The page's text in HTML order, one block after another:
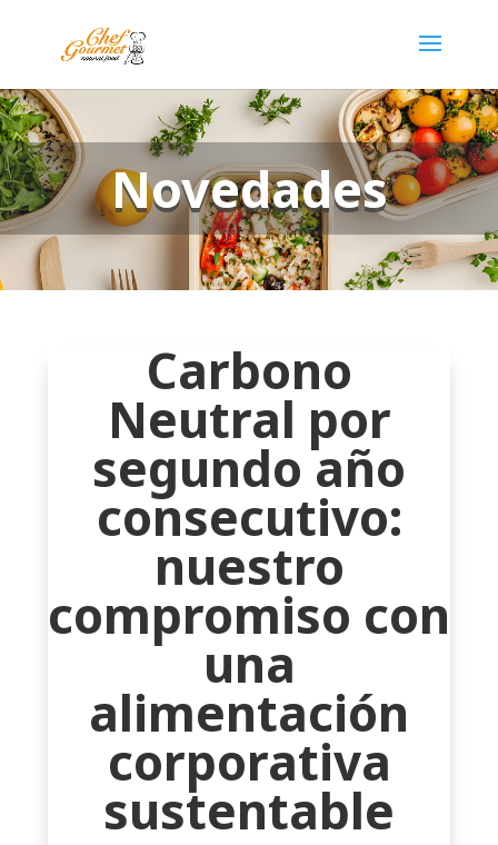
Novedades
Carbono
Neutral por
segundo año
consecutivo:
nuestro
compromiso con
una
alimentación
corporativa
sustentable